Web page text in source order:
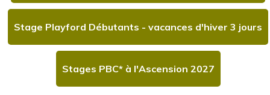
Stage Playford Débutants - vacances d'hiver 3 jours
Stages PBC* à l'Ascension 2027